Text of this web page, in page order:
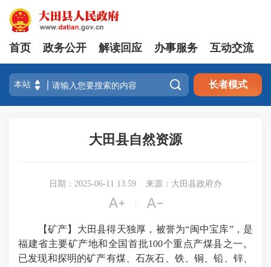
首页 政务公开 解读回应 办事服务 互动交流
 长者模式
大田县自然资源
日期：2025-06-11 13:59 来源：大田县政府办
 
【矿产】大田县得天独厚，被誉为“闽中宝库”，是
福建省主要矿产地和全国首批100个重点产煤县之一。
已发现和探明的矿产有煤、石灰石、铁、铜、铅、锌、